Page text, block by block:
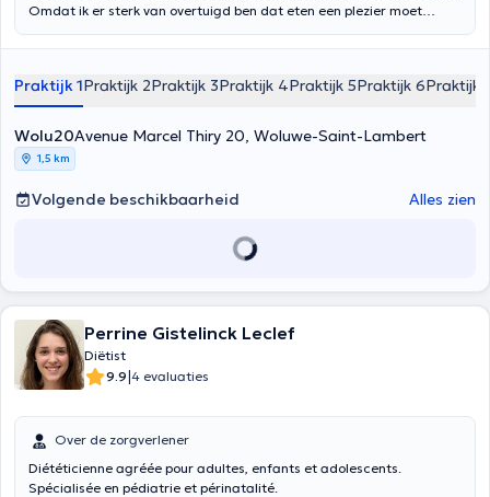
Omdat ik er sterk van overtuigd ben dat eten een plezier moet
wat vaak wordt gedacht, is een restrictief dieet niet de oplossing
bloedsuikerspiegel bij diabetes te verlagen. Dit is bij de meeste
ziekten niet de oplossing. De oplossing ligt in een gezonde en
evenwichtige dieet. Zorg goed voor je lichaam, dit is de enige plek
waar je moet wonen. Ik begeleid je tijdens het hele proces. We
werken samen om tot een optimaal resultaat te komen. Het doel is
geleidelijke aanpassing van uw dieet en uw levensstijl. Het doel is
lichaam en uw behoeften, en dit een leven lang.
Praktijk 1Praktijk 2Praktijk 3Praktijk 4Praktijk 5Praktijk 6Praktijk
Wolu20Avenue Marcel Thiry 20, Woluwe-Saint-Lambert
1,5 km
Volgende beschikbaarheid Alles zien
Perrine Gistelinck Leclef
Diëtist
9.9|4 evaluaties
Over de zorgverlener
Diététicienne agréée pour adultes, enfants et adolescents.
Spécialisée en pédiatrie et périnatalité.